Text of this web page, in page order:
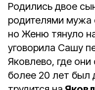
Родились двое
родителями мужа
но Женю тянуло
уговорила Сашу
Яковлево, где
более 20 лет был